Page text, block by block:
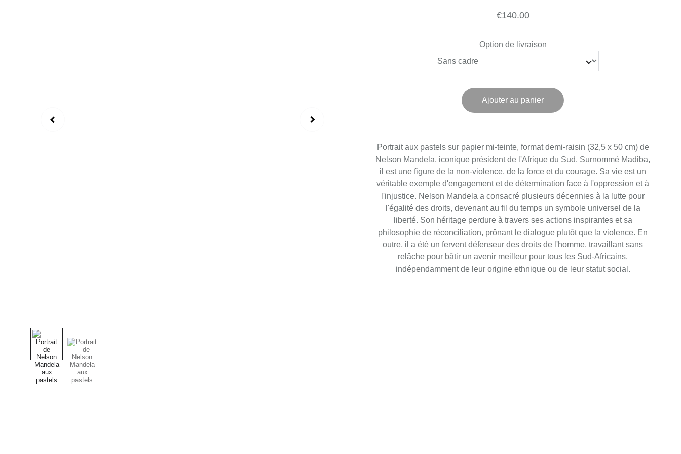
€140.00
Option de livraison
Ajouter au panier
Portrait aux pastels sur papier mi-teinte, format demi-raisin (32,5 x 50 cm) de
Nelson Mandela, iconique président de l'Afrique du Sud. Surnommé Madiba,
il est une figure de la non-violence, de la force et du courage. Sa vie est un
véritable exemple d'engagement et de détermination face à l'oppression et à
l'injustice. Nelson Mandela a consacré plusieurs décennies à la lutte pour
l'égalité des droits, devenant au fil du temps un symbole universel de la
liberté. Son héritage perdure à travers ses actions inspirantes et sa
philosophie de réconciliation, prônant le dialogue plutôt que la violence. En
outre, il a été un fervent défenseur des droits de l'homme, travaillant sans
relâche pour bâtir un avenir meilleur pour tous les Sud-Africains,
indépendamment de leur origine ethnique ou de leur statut social.